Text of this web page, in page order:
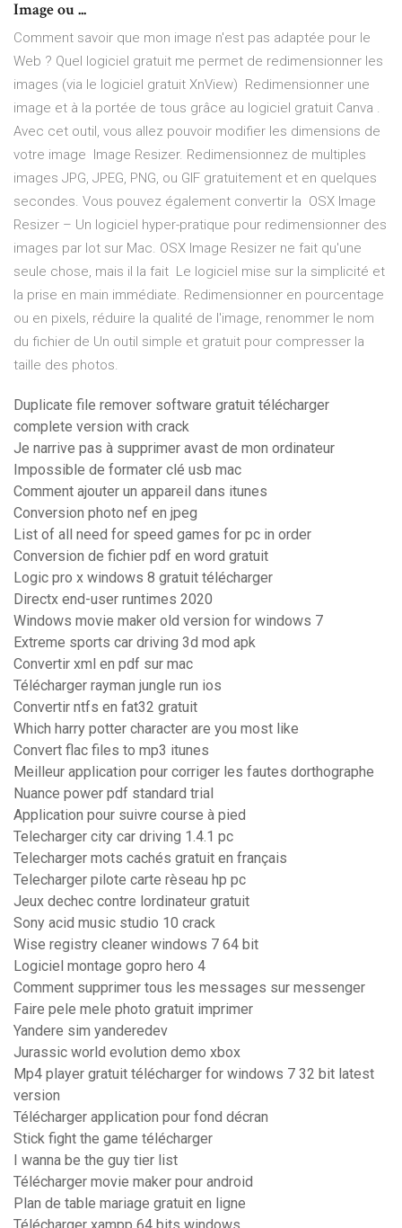
Image ou ...
Comment savoir que mon image n'est pas adaptée pour le
Web ? Quel logiciel gratuit me permet de redimensionner les
images (via le logiciel gratuit XnView) Redimensionner une
image et à la portée de tous grâce au logiciel gratuit Canva .
Avec cet outil, vous allez pouvoir modifier les dimensions de
votre image Image Resizer. Redimensionnez de multiples
images JPG, JPEG, PNG, ou GIF gratuitement et en quelques
secondes. Vous pouvez également convertir la OSX Image
Resizer – Un logiciel hyper-pratique pour redimensionner des
images par lot sur Mac. OSX Image Resizer ne fait qu'une
seule chose, mais il la fait Le logiciel mise sur la simplicité et
la prise en main immédiate. Redimensionner en pourcentage
ou en pixels, réduire la qualité de l'image, renommer le nom
du fichier de Un outil simple et gratuit pour compresser la
taille des photos.
Duplicate file remover software gratuit télécharger
complete version with crack
Je narrive pas à supprimer avast de mon ordinateur
Impossible de formater clé usb mac
Comment ajouter un appareil dans itunes
Conversion photo nef en jpeg
List of all need for speed games for pc in order
Conversion de fichier pdf en word gratuit
Logic pro x windows 8 gratuit télécharger
Directx end-user runtimes 2020
Windows movie maker old version for windows 7
Extreme sports car driving 3d mod apk
Convertir xml en pdf sur mac
Télécharger rayman jungle run ios
Convertir ntfs en fat32 gratuit
Which harry potter character are you most like
Convert flac files to mp3 itunes
Meilleur application pour corriger les fautes dorthographe
Nuance power pdf standard trial
Application pour suivre course à pied
Telecharger city car driving 1.4.1 pc
Telecharger mots cachés gratuit en français
Telecharger pilote carte rèseau hp pc
Jeux dechec contre lordinateur gratuit
Sony acid music studio 10 crack
Wise registry cleaner windows 7 64 bit
Logiciel montage gopro hero 4
Comment supprimer tous les messages sur messenger
Faire pele mele photo gratuit imprimer
Yandere sim yanderedev
Jurassic world evolution demo xbox
Mp4 player gratuit télécharger for windows 7 32 bit latest
version
Télécharger application pour fond décran
Stick fight the game télécharger
I wanna be the guy tier list
Télécharger movie maker pour android
Plan de table mariage gratuit en ligne